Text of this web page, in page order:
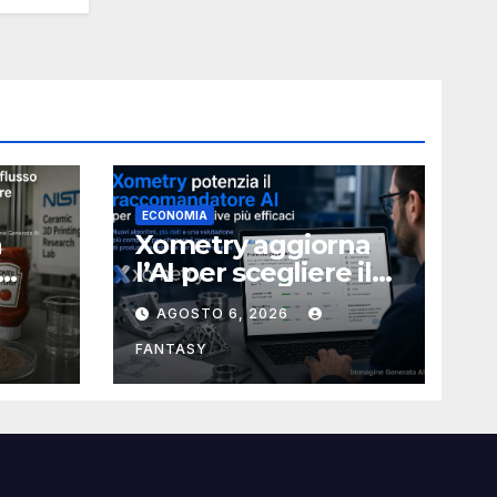
ECONOMIA
Xometry aggiorna
l’AI per scegliere il
processo produttivo
più adatto
AGOSTO 6, 2026
FANTASY